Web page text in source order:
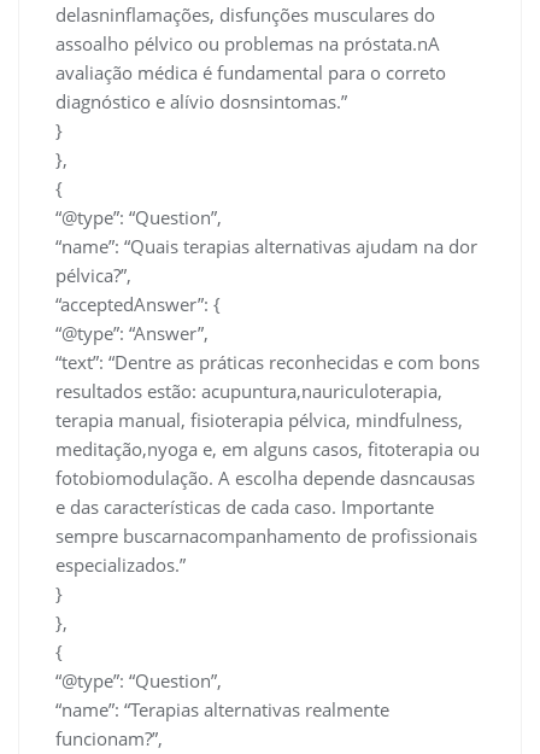
delasninflamações, disfunções musculares do
assoalho pélvico ou problemas na próstata.nA
avaliação médica é fundamental para o correto
diagnóstico e alívio dosnsintomas.”
}
},
{
“@type”: “Question”,
“name”: “Quais terapias alternativas ajudam na dor
pélvica?”,
“acceptedAnswer”: {
“@type”: “Answer”,
“text”: “Dentre as práticas reconhecidas e com bons
resultados estão: acupuntura,nauriculoterapia,
terapia manual, fisioterapia pélvica, mindfulness,
meditação,nyoga e, em alguns casos, fitoterapia ou
fotobiomodulação. A escolha depende dasncausas
e das características de cada caso. Importante
sempre buscarnacompanhamento de profissionais
especializados.”
}
},
{
“@type”: “Question”,
“name”: “Terapias alternativas realmente
funcionam?”,